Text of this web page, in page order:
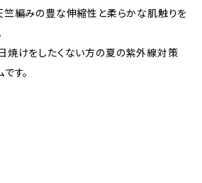
竺編みの豊な伸縮性と柔らかな肌触りを
焼けをしたくない方の夏の紫外線対策
す。